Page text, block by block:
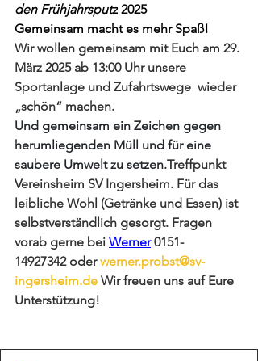
den Frühjahrsputz 2025
Gemeinsam macht es mehr Spaß!
Wir wollen gemeinsam mit Euch am 29.
März 2025 ab 13:00 Uhr unsere
Sportanlage und Zufahrtswege  wieder
„schön“ machen.
Und gemeinsam ein Zeichen gegen
herumliegenden Müll und für eine
saubere Umwelt zu setzen.Treffpunkt
Vereinsheim SV Ingersheim. Für das
leibliche Wohl (Getränke und Essen) ist
selbstverständlich gesorgt. Fragen
vorab gerne bei Werner 0151-
14927342 oder werner.probst@sv-
ingersheim.de Wir freuen uns auf Eure
Unterstützung!